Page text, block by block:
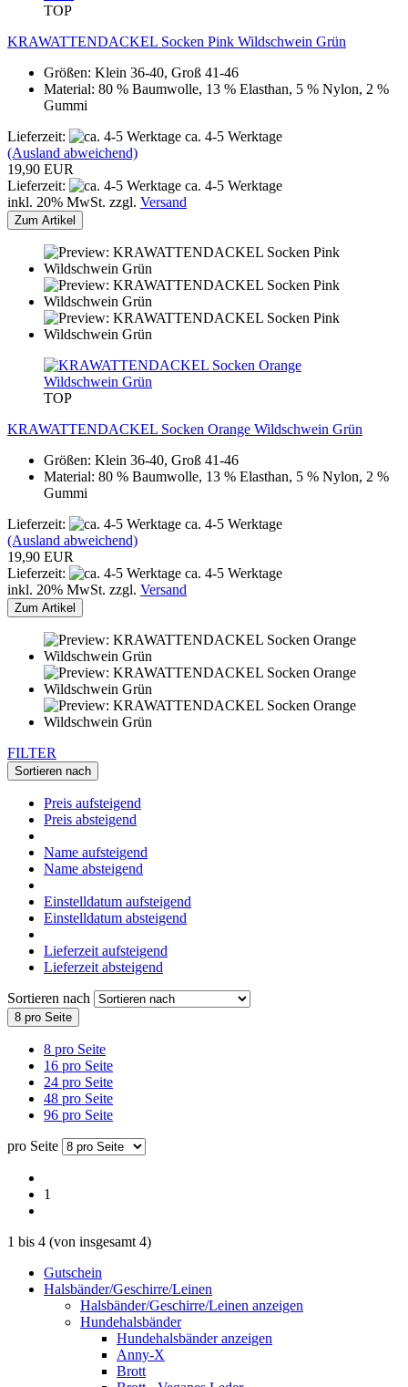
TOP
KRAWATTENDACKEL Socken Pink Wildschwein Grün
Größen: Klein 36-40, Groß 41-46
Material: 80 % Baumwolle, 13 % Elasthan, 5 % Nylon, 2 %
Gummi
Lieferzeit:
ca. 4-5 Werktage
(Ausland abweichend)
19,90 EUR
Lieferzeit:
ca. 4-5 Werktage
inkl. 20% MwSt. zzgl. Versand
Zum Artikel
TOP
KRAWATTENDACKEL Socken Orange Wildschwein Grün
Größen: Klein 36-40, Groß 41-46
Material: 80 % Baumwolle, 13 % Elasthan, 5 % Nylon, 2 %
Gummi
Lieferzeit:
ca. 4-5 Werktage
(Ausland abweichend)
19,90 EUR
Lieferzeit:
ca. 4-5 Werktage
inkl. 20% MwSt. zzgl. Versand
Zum Artikel
FILTER
Sortieren nach
Preis aufsteigend
Preis absteigend
Name aufsteigend
Name absteigend
Einstelldatum aufsteigend
Einstelldatum absteigend
Lieferzeit aufsteigend
Lieferzeit absteigend
Sortieren nach
8 pro Seite
8 pro Seite
16 pro Seite
24 pro Seite
48 pro Seite
96 pro Seite
pro Seite
1
1 bis 4 (von insgesamt 4)
Gutschein
Halsbänder/Geschirre/Leinen
Halsbänder/Geschirre/Leinen anzeigen
Hundehalsbänder
Hundehalsbänder anzeigen
Anny-X
Brott